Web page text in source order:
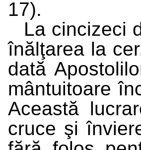
17).
La cincizeci
înălţarea la
dată
mântuitoare
Această
cruce şi